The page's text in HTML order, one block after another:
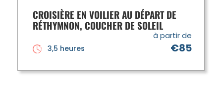
CROISIÈRE EN VOILIER AU DÉPART DE
RÉTHYMNON, COUCHER DE SOLEIL
à partir de
€85
3,5 heures